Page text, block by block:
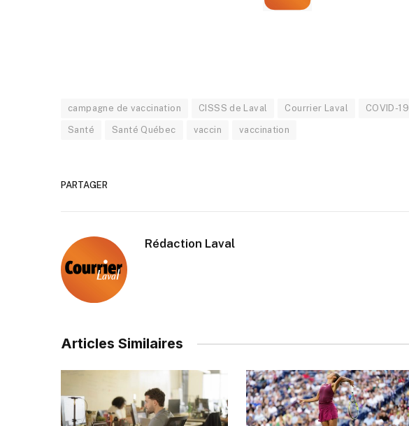
campagne de vaccination CISSS de Laval Courrier Laval COVID-19
Santé Santé Québec vaccin vaccination
PARTAGER
Rédaction Laval
Articles Similaires